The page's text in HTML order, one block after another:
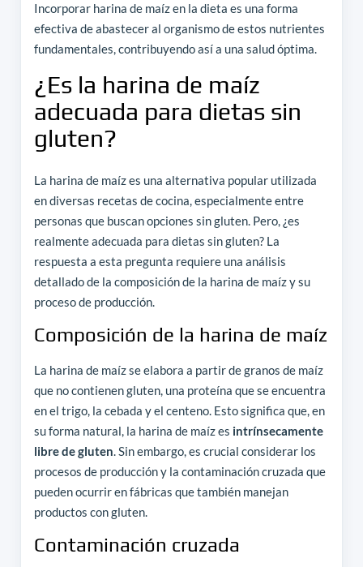
Incorporar harina de maíz en la dieta es una forma
efectiva de abastecer al organismo de estos nutrientes
fundamentales, contribuyendo así a una salud óptima.
¿Es la harina de maíz
adecuada para dietas sin
gluten?
La harina de maíz es una alternativa popular utilizada
en diversas recetas de cocina, especialmente entre
personas que buscan opciones sin gluten. Pero, ¿es
realmente adecuada para dietas sin gluten? La
respuesta a esta pregunta requiere una análisis
detallado de la composición de la harina de maíz y su
proceso de producción.
Composición de la harina de maíz
La harina de maíz se elabora a partir de granos de maíz
que no contienen gluten, una proteína que se encuentra
en el trigo, la cebada y el centeno. Esto significa que, en
su forma natural, la harina de maíz es intrínsecamente
libre de gluten. Sin embargo, es crucial considerar los
procesos de producción y la contaminación cruzada que
pueden ocurrir en fábricas que también manejan
productos con gluten.
Contaminación cruzada